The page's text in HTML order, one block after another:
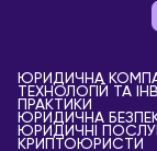
ЮРИДИЧНА
ТЕХНОЛОГІЙ ТА
ПРАКТИКИ
ЮРИДИЧНА
ЮРИДИЧНІ
КРИПТОЮРИСТИ